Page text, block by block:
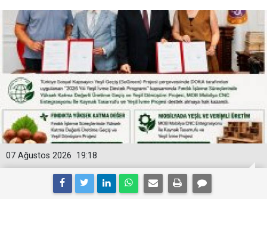
19:18
07 Ağustos 2026